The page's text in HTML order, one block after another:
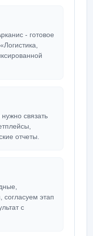
- готовое
связать
отчеты.
согласуем этап
с